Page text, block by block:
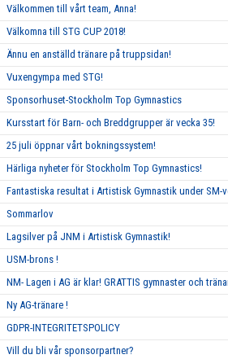
Välkommen till vårt team, Anna!
Välkomna till STG CUP 2018!
Ännu en anställd tränare på truppsidan!
Vuxengympa med STG!
Sponsorhuset-Stockholm Top Gymnastics
Kursstart för Barn- och Breddgrupper är vecka 35!
25 juli öppnar vårt bokningssystem!
Härliga nyheter för Stockholm Top Gymnastics!
Fantastiska resultat i Artistisk Gymnastik under SM-
Sommarlov
Lagsilver på JNM i Artistisk Gymnastik!
USM-brons !
NM- Lagen i AG är klar! GRATTIS gymnaster och
Ny AG-tränare !
GDPR-INTEGRITETSPOLICY
Vill du bli vår sponsorpartner?